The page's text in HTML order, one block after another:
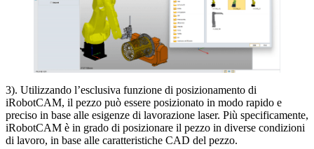
3). Utilizzando l’esclusiva funzione di posizionamento di
iRobotCAM, il pezzo può essere posizionato in modo rapido e
preciso in base alle esigenze di lavorazione laser. Più specificamente,
iRobotCAM è in grado di posizionare il pezzo in diverse condizioni
di lavoro, in base alle caratteristiche CAD del pezzo.